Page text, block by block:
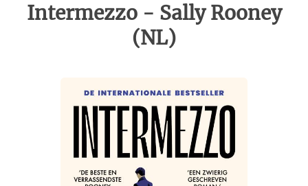
Intermezzo - Sally Rooney
(NL)